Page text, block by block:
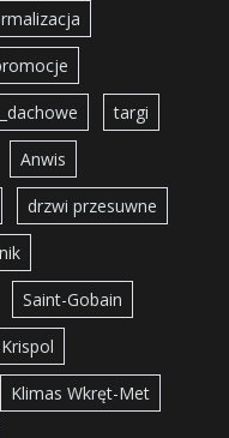
targi
Anwis
drzwi przesuwne
Saint-Gobain
Krispol
Klimas Wkręt-Met